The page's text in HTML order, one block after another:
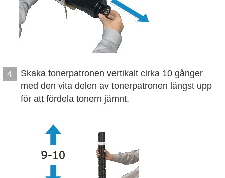
4
Skaka tonerpatronen vertikalt cirka 10 gånger
med den vita delen av tonerpatronen längst upp
för att fördela tonern jämnt.